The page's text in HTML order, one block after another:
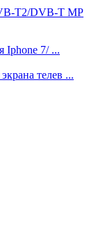
T2/DVB-T MP
Iphone 7/ ...
телев ...